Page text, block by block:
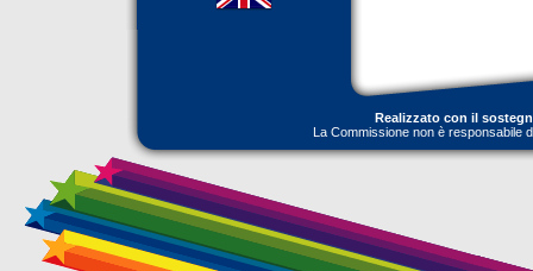
Realizzato con il
La Commissione non è responsabile